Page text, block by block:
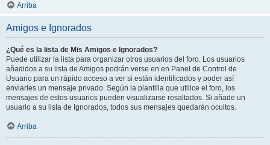
Arriba
Amigos e Ignorados
¿Qué es la lista de Mis Amigos e Ignorados?
Puede utilizar la lista para organizar otros usuarios del foro. Los usuarios
añadidos a su lista de Amigos podrán verse en en Panel de Control de
Usuario para un rápido acceso a ver si están identificados y poder así
enviarles un mensaje privado. Según la plantilla que utilice el foro, los
mensajes de estos usuarios pueden visualizarse resaltados. Si añade un
usuario a su lista de Ignorados, todos sus mensajes quedarán ocultos.
Arriba